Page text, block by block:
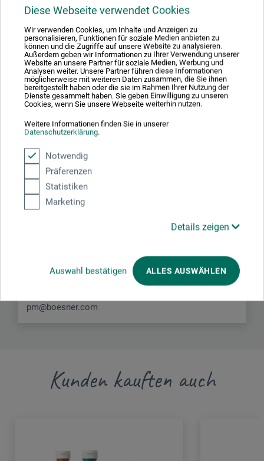
Diese Webseite verwendet Cookies
Wir verwenden Cookies, um Inhalte und Anzeigen zu
personalisieren, Funktionen für soziale Medien anbieten zu
können und die Zugriffe auf unsere Website zu analysieren.
Außerdem geben wir Informationen zu Ihrer Verwendung unserer
Website an unsere Partner für soziale Medien, Werbung und
Analysen weiter. Unsere Partner führen diese Informationen
möglicherweise mit weiteren Daten zusammen, die Sie ihnen
bereitgestellt haben oder die sie im Rahmen Ihrer Nutzung der
Dienste gesammelt haben. Sie geben Einwilligung zu unseren
Cookies, wenn Sie unsere Webseite weiterhin nutzen.
Weitere Informationen finden Sie in unserer
Datenschutzerklärung.
Notwendig
Präferenzen
Statistiken
Marketing
Details zeigen
Auswahl bestätigen ALLES AUSWÄHLEN
Produktbewertungen (0)
Schreiben Sie die erste Bewertung zu diesem Produkt
JETZT PRODUKT BEWERTEN
Hersteller-Kontakt
Hier finden Sie die Kontaktdaten des Herstellers zu
Gewerkenstr. 2
pm@boesner.com
Kunden kauften auch